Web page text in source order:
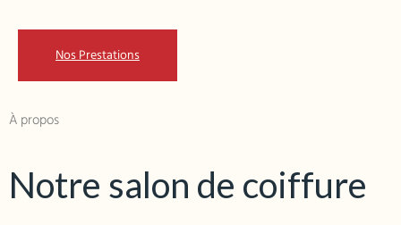
Nos Prestations
À propos
Notre salon de coiffure